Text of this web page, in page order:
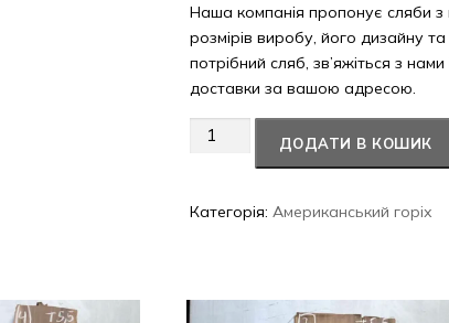
Наша компанія пропонує сляби з
розмірів виробу, його дизайну
потрібний сляб, зв’яжіться з
доставки за вашою адресою.
Американський
кількість
ДОДАТИ В КОШИК
Категорія:Американський горіх